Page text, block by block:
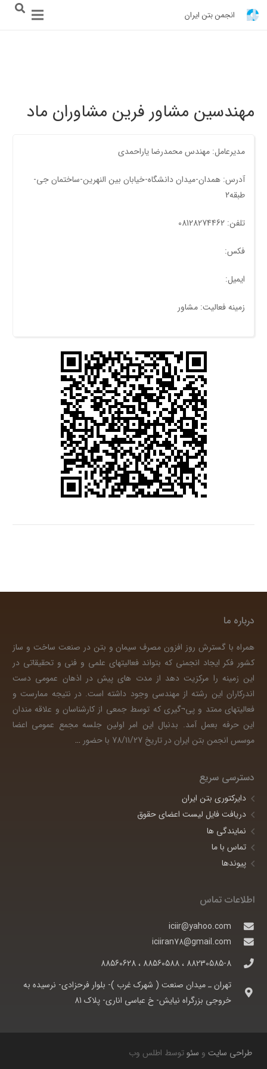
انجمن بتن ایران
مهندسین مشاور فرین مشاوران ماد
مدیرعامل: مهندس محمدرضا یاراحمدی
آدرس: همدان-میدان دانشگاه-خیابان بین النهرین-ساختمان جی-
طبقه2
تلفن: 08128274462
فکس:
ایمیل:
زمینه فعالیت: مشاور
درباره ما
همراه با گسترش روز افزون مصرف سیمان و بتن در صنعت ساخت و ساز
کشور فکر ایجاد انجمنی که بتواند فعالیتهای علمی و فنی و تحقیقاتی در
این زمینه را مرکزیت دهد از مدت های پیش در اذهان عمومی دست
اندرکاران این رشته از مهندسی وجود داشته است. در نتیجه ممارست و
فعالیتهای ممتد و پی¬گیری که توسط جمعی از کارشناسان و علاقه مندان
این حرفه بعمل آمد. بدنبال این امر اولین جلسه مجمع عمومی اعضا
موسس انجمن بتن ایران در تاریخ 78/11/27 با حضور
…
دسترسی سریع
دایرکتوری بتن ایران
دریافت فایل لیست اعضای حقوق
نمایندگی ها
تماس با ما
پیوندها
اطلاعات تماس
iciir@yahoo.com
iciiran78@gmail.com
88230585-8 ، 88560588 ، 88560628
تهران ـ ميدان صنعت ( شهرک غرب )- بلوار فرحزادی- نرسيده به
خروجی بزرگراه نيايش- خ عباسی اناری- پلاک 81
طراحی سایت و سئوتوسط اطلس وب